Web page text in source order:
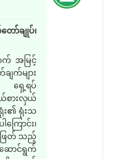
ော်ချုပ်၊
အမြင့်
ျက်များ
ရပ်
းလှယ်
း၏ ရုံးသ
ြောင်း၊
ဖြတ် သည့်
ောင်ရွက်